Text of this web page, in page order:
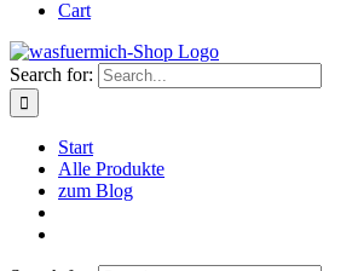
Cart
Search for:
Start
Alle Produkte
zum Blog